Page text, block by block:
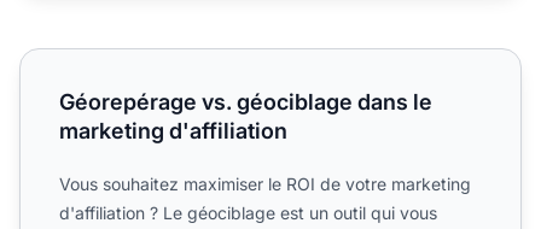
Géorepérage vs. géociblage dans le marketing
Géorepérage vs. géociblage dans le
marketing d'affiliation
Vous souhaitez maximiser le ROI de votre marketing
d'affiliation ? Le géociblage est un outil qui vous